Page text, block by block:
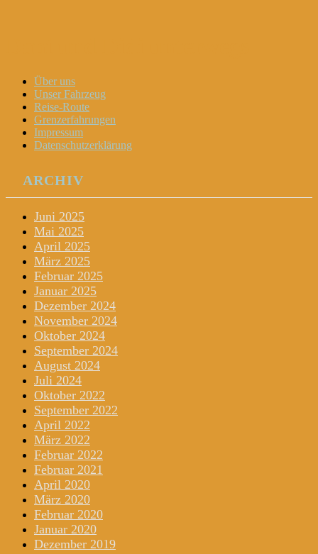
Menu
Widgets
Search
Skip
content
Über uns
Unser Fahrzeug
Reise-Route
Grenzerfahrungen
Impressum
Datenschutzerklärung
ARCHIV
Juni 2025
Mai 2025
April 2025
März 2025
Februar 2025
Januar 2025
Dezember 2024
November 2024
Oktober 2024
September 2024
August 2024
Juli 2024
Oktober 2022
September 2022
April 2022
März 2022
Februar 2022
Februar 2021
April 2020
März 2020
Februar 2020
Januar 2020
Dezember 2019